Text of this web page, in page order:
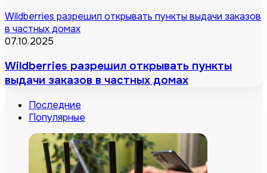
Wildberries разрешил открывать пункты выдачи заказов
в частных домах
07.10.2025
Wildberries разрешил открывать пункты
выдачи заказов в частных домах
Последние
Популярные